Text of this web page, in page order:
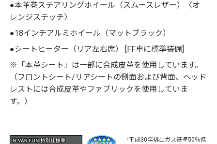
●本革巻ステアリングホイール（スムースレザー）〈オ
レンジステッチ〉
●18インチアルミホイール（マットブラック）
●シートヒーター（リア左右席） [FF車に標準装備]
※「本革シート」は一部に合成皮革を使用しています。
（フロントシート/リアシートの側面および背面、ヘッド
レストには合成皮革やファブリックを使用していま
す。）
「平成30年排出ガス基準50％低